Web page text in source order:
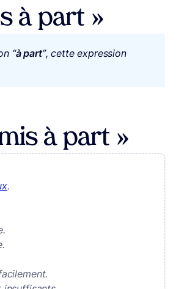
à part »
“à part”, cette expression
à part »
.